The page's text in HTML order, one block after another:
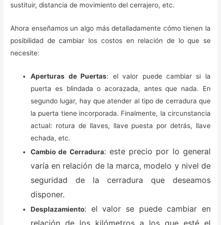
sustituir, distancia de movimiento del cerrajero, etc.
Ahora enseñamos un algo más detalladamente cómo tienen la
posibilidad de cambiar los costos en relación de lo que se
necesite:
Aperturas de Puertas: el valor puede cambiar si la
puerta es blindada o acorazada, antes que nada. En
segundo lugar, hay que atender al tipo de cerradura que
la puerta tiene incorporada. Finalmente, la circunstancia
actual: rotura de llaves, llave puesta por detrás, llave
echada, etc.
Cambio de Cerradura: este precio por lo general
varía en relación de la marca, modelo y nivel de
seguridad de la cerradura que deseamos
disponer.
Desplazamiento: el valor se puede cambiar en
relación de los kilómetros a los que esté el